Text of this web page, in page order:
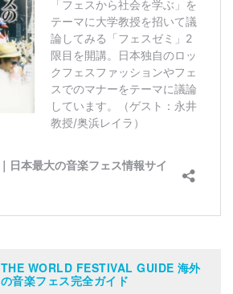
THE WORLD FESTIVAL GUIDE 海外
の音楽フェス完全ガイド